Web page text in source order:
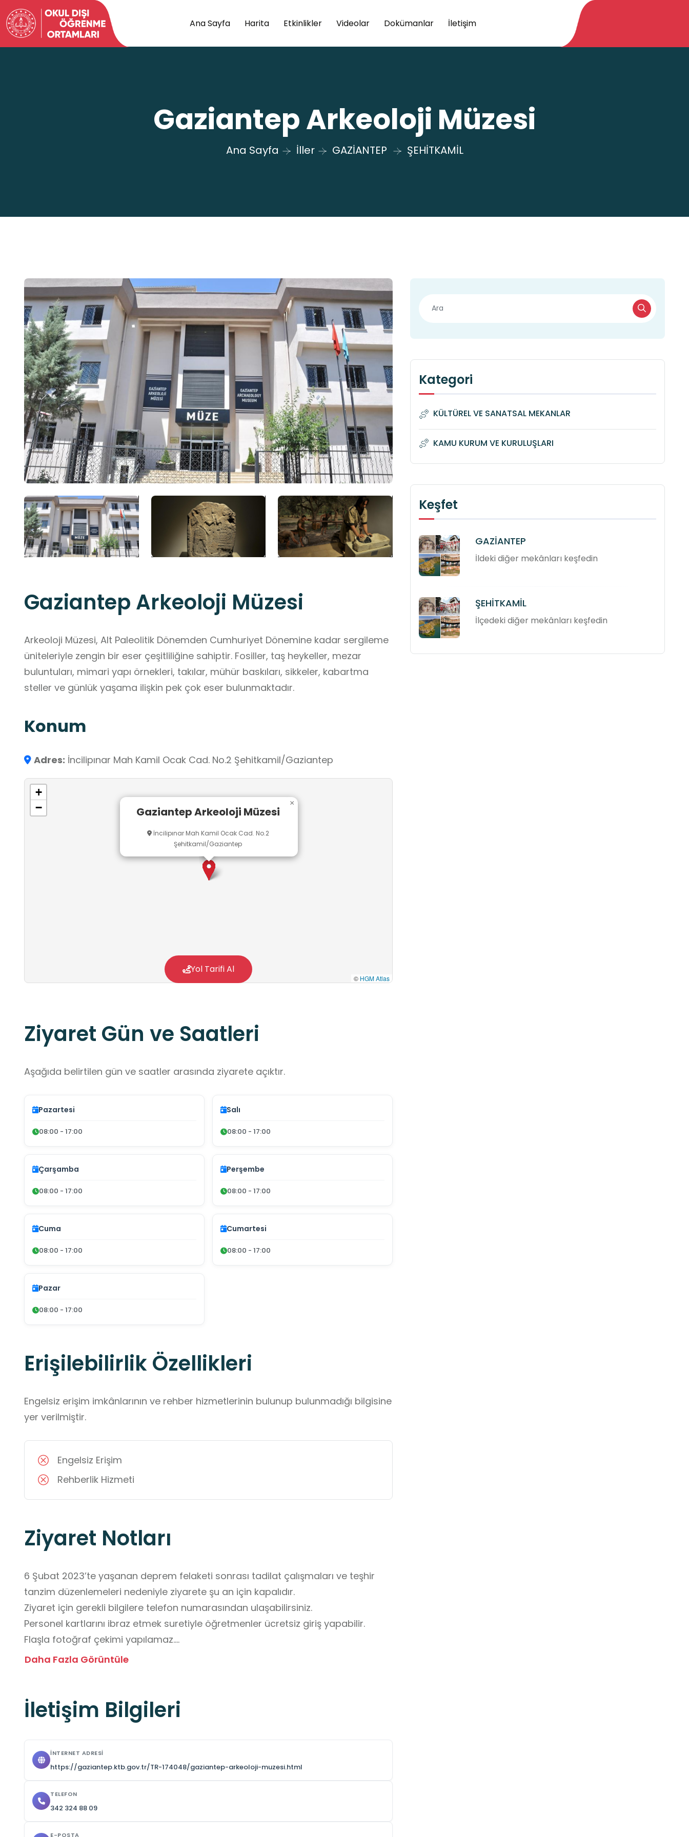
Ana Sayfa Harita Etkinlikler Videolar Dokümanlar İletişim
Gaziantep Arkeoloji Müzesi
Ana Sayfa İller GAZİANTEP ŞEHİTKAMİL
Gaziantep Arkeoloji Müzesi
Arkeoloji Müzesi, Alt Paleolitik Dönemden Cumhuriyet Dönemine kadar sergileme
üniteleriyle zengin bir eser çeşitliliğine sahiptir. Fosiller, taş heykeller, mezar
buluntuları, mimari yapı örnekleri, takılar, mühür baskıları, sikkeler, kabartma
steller ve günlük yaşama ilişkin pek çok eser bulunmaktadır.
Konum
Adres: İncilipınar Mah Kamil Ocak Cad. No.2 Şehitkamil/Gaziantep
Gaziantep Arkeoloji Müzesi
İncilipınar Mah Kamil Ocak Cad. No.2
Şehitkamil/Gaziantep
×
+
−
© HGM Atlas
Yol Tarifi Al
Ziyaret Gün ve Saatleri
Aşağıda belirtilen gün ve saatler arasında ziyarete açıktır.
Pazartesi
08:00 - 17:00
Salı
08:00 - 17:00
Çarşamba
08:00 - 17:00
Perşembe
08:00 - 17:00
Cuma
08:00 - 17:00
Cumartesi
08:00 - 17:00
Pazar
08:00 - 17:00
Erişilebilirlik Özellikleri
Engelsiz erişim imkânlarının ve rehber hizmetlerinin bulunup bulunmadığı bilgisine
yer verilmiştir.
Engelsiz Erişim
Rehberlik Hizmeti
Ziyaret Notları
6 Şubat 2023’te yaşanan deprem felaketi sonrası tadilat çalışmaları ve teşhir
tanzim düzenlemeleri nedeniyle ziyarete şu an için kapalıdır.
Ziyaret için gerekli bilgilere telefon numarasından ulaşabilirsiniz.
Personel kartlarını ibraz etmek suretiyle öğretmenler ücretsiz giriş yapabilir.
Flaşla fotoğraf çekimi yapılamaz.
Yiyecek-içecek kabul edilmez.
Daha Fazla Görüntüle
İletişim Bilgileri
İNTERNET ADRESI
https://gaziantep.ktb.gov.tr/TR-174048/gaziantep-arkeoloji-muzesi.html
TELEFON
342 324 88 09
E-POSTA
Kategori
KÜLTÜREL VE SANATSAL MEKANLAR
KAMU KURUM VE KURULUŞLARI
Keşfet
GAZİANTEP
İldeki diğer mekânları keşfedin
ŞEHİTKAMİL
İlçedeki diğer mekânları keşfedin